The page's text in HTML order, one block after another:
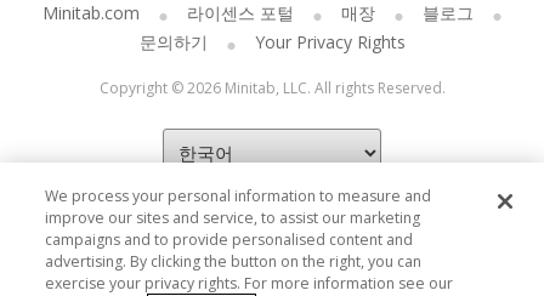
Minitab.com 라이센스 포털 매장
블로그
문의하기
Your Privacy Rights
Copyright © 2026 Minitab, LLC. All rights Reserved.
We process your personal information to measure and
improve our sites and service, to assist our marketing
campaigns and to provide personalised content and
advertising. By clicking the button on the right, you can
exercise your privacy rights. For more information see our